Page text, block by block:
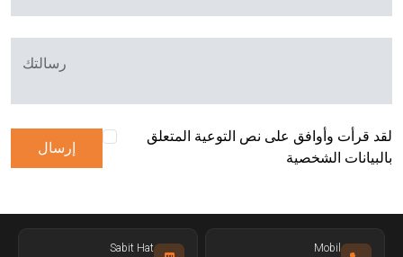
رسالتك
لقد قرأت وأوافق على نص التوعية المتعلق
بالبيانات الشخصية
إرسال
Mobil
Sabit Hat